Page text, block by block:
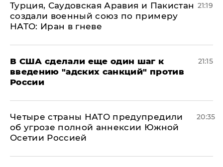
Турция, Саудовская Аравия и Пакистан
создали военный союз по примеру
НАТО: Иран в гневе
21:19
В США сделали еще один шаг к
введению "адских санкций" против
России
21:15
Четыре страны НАТО предупредили
об угрозе полной аннексии Южной
Осетии Россией
20:35